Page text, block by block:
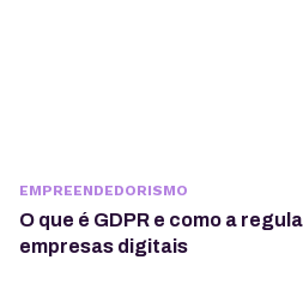
EMPREENDEDORISMO
O que é GDPR e como a
empresas digitais